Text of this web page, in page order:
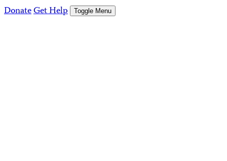
DonateGet Help Toggle Menu